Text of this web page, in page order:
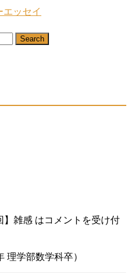
】雑感 はコメントを受け付
学部数学科卒）